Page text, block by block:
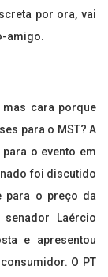
por ora, vai
amigo.
cara porque
para o MST? A
o evento em
foi discutido
para o preço da
Laércio
e apresentou
O PT